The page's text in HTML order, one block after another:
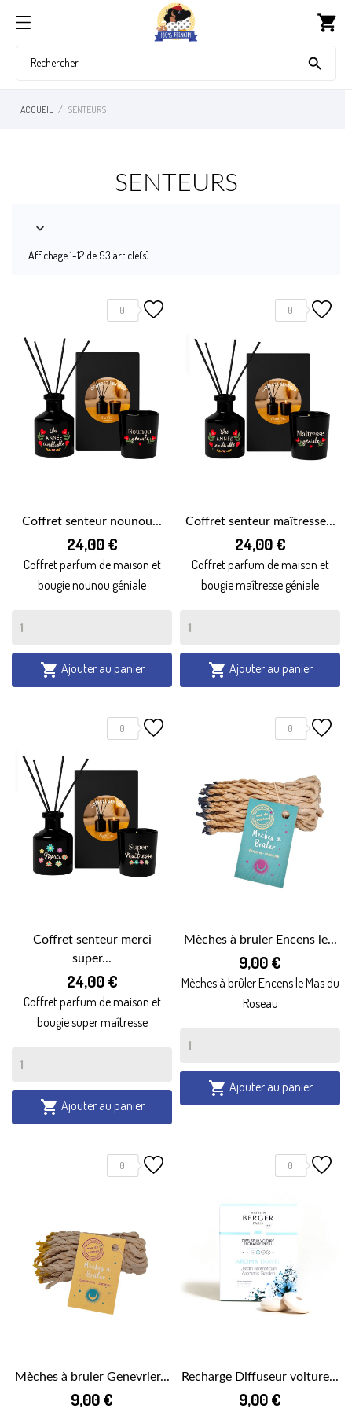
shopping_cart

ACCUEIL SENTEURS
SENTEURS

Affichage 1-12 de 93 article(s)
0
Coffret senteur nounou...
24,00 €
Coffret parfum de maison et
bougie nounou géniale
 Ajouter au panier
0
Coffret senteur maîtresse...
24,00 €
Coffret parfum de maison et
bougie maîtresse géniale
 Ajouter au panier
0
Coffret senteur merci
super...
24,00 €
Coffret parfum de maison et
bougie super maîtresse
 Ajouter au panier
0
Mèches à bruler Encens le...
9,00 €
Mèches à brûler Encens le Mas du
Roseau
 Ajouter au panier
0
Mèches à bruler Genevrier...
9,00 €
0
Recharge Diffuseur voiture...
9,00 €